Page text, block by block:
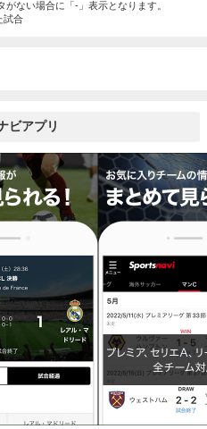
ない場合に「-」表示となります。
試合
ビアプリ